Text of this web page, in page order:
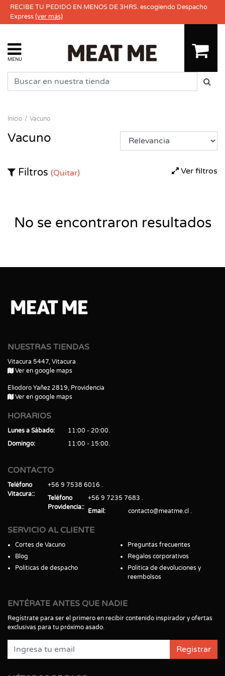
RECIBE TU PEDIDO EN MENOS DE 3HRS. escogiendo Despacho
Express(ver más)
MENU
Inicio Vacuno
Vacuno
Ver filtros
Filtros (Quitar)
No se encontraron resultados
NUESTRAS TIENDAS
Vitacura 5447, Vitacura
Ver en google maps
Eliodoro Yañez 2819, Providencia
Ver en google maps
HORARIOS
Lunes a Sábado
11:00 - 20:00
Domingo
11:00 - 15:00
CONTACTO
Teléfono
Vitacura:
+56 9 7538 6016
Teléfono
Providencia:
+56 9 7235 7683
Email
contacto@meatme.cl
SERVICIO AL CLIENTE
Cortes de Vacuno
Blog
Políticas de despacho
Preguntas frecuentes
Regalos corporativos
Política de devoluciones y
reembolsos
ENTÉRATE ANTES QUE NADIE
Regístrate para ser el primero en recibir contenido inspirador y ofertas
exclusivas para tu próximo asado.
Registrar